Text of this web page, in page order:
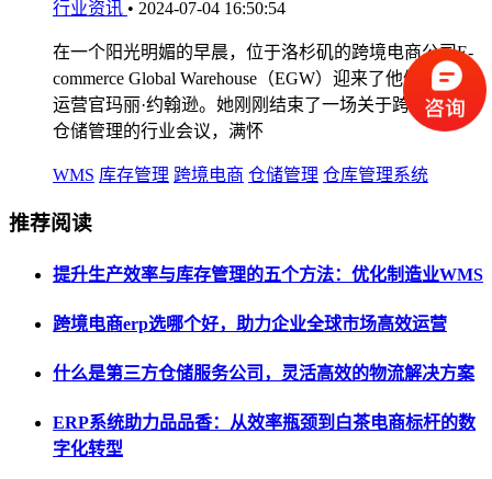
行业资讯 • 2024-07-04 16:50:54
在一个阳光明媚的早晨，位于洛杉矶的跨境电商公司E-
commerce Global Warehouse（EGW）迎来了他们的首席
运营官玛丽·约翰逊。她刚刚结束了一场关于跨境WMS
仓储管理的行业会议，满怀
WMS 库存管理 跨境电商 仓储管理 仓库管理系统
推荐阅读
提升生产效率与库存管理的五个方法：优化制造业WMS
跨境电商erp选哪个好，助力企业全球市场高效运营
什么是第三方仓储服务公司，灵活高效的物流解决方案
ERP系统助力品品香：从效率瓶颈到白茶电商标杆的数
字化转型